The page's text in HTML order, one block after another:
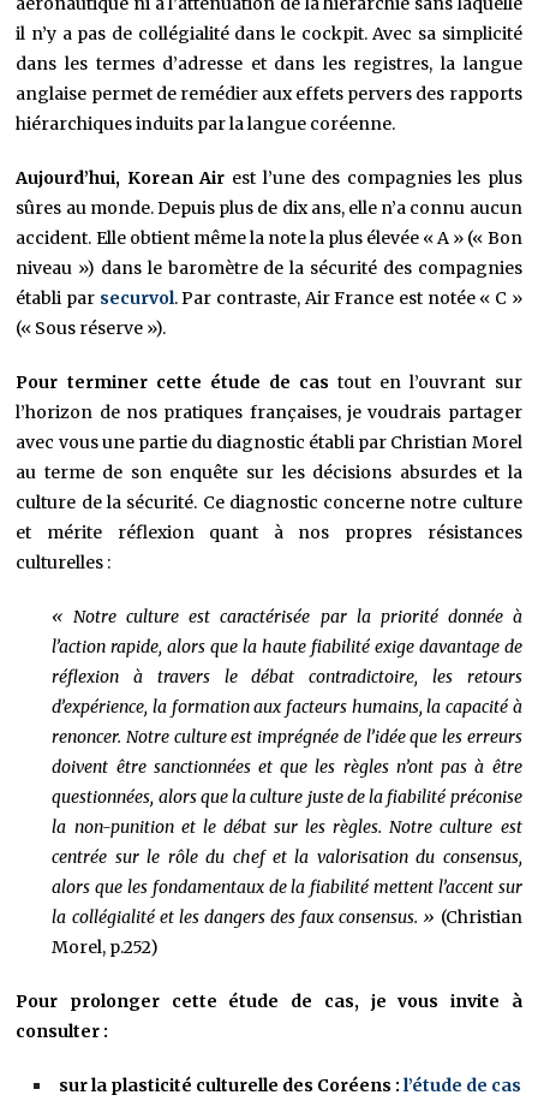
il n’y a pas de collégialité dans le cockpit. Avec sa simplicité
dans les termes d’adresse et dans les registres, la langue
anglaise permet de remédier aux effets pervers des rapports
hiérarchiques induits par la langue coréenne.
Aujourd’hui, Korean Air est l’une des compagnies les plus
sûres au monde. Depuis plus de dix ans, elle n’a connu aucun
accident. Elle obtient même la note la plus élevée « A » (« Bon
niveau ») dans le baromètre de la sécurité des compagnies
établi par securvol. Par contraste, Air France est notée « C »
(« Sous réserve »).
Pour terminer cette étude de cas tout en l’ouvrant sur
l’horizon de nos pratiques françaises, je voudrais partager
avec vous une partie du diagnostic établi par Christian Morel
au terme de son enquête sur les décisions absurdes et la
culture de la sécurité. Ce diagnostic concerne notre culture
et mérite réflexion quant à nos propres résistances
culturelles :
« Notre culture est caractérisée par la priorité donnée à
l’action rapide, alors que la haute fiabilité exige davantage de
réflexion à travers le débat contradictoire, les retours
d’expérience, la formation aux facteurs humains, la capacité à
renoncer. Notre culture est imprégnée de l’idée que les erreurs
doivent être sanctionnées et que les règles n’ont pas à être
questionnées, alors que la culture juste de la fiabilité préconise
la non-punition et le débat sur les règles. Notre culture est
centrée sur le rôle du chef et la valorisation du consensus,
alors que les fondamentaux de la fiabilité mettent l’accent sur
la collégialité et les dangers des faux consensus. » (Christian
Morel, p.252)
Pour prolonger cette étude de cas, je vous invite à
consulter :
sur la plasticité culturelle des Coréens :l’étude de cas